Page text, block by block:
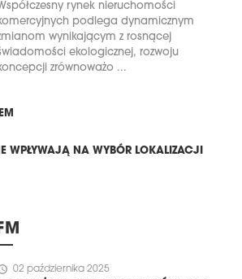
rynek nieruchomości
podlega dynamicznym
wynikającym z rosnącej
ekologicznej, rozwoju
zrównoważo ...
WPŁYWAJĄ NA WYBÓR LOKALIZACJI
02 października 2025